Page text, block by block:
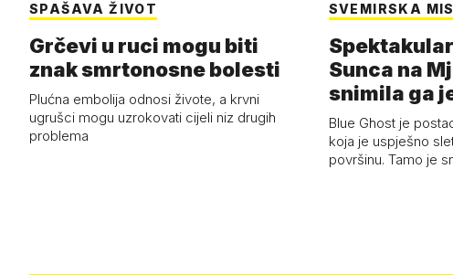
SPAŠAVA ŽIVOT
Grčevi u ruci mogu biti
znak smrtonosne bolesti
Plućna embolija odnosi živote, a krvni
ugrušci mogu uzrokovati cijeli niz drugih
problema
SVEMIRSKA
Sunca na
snimila ga
letjelica -
Blue Ghost je
koja je uspješno
površinu. Tamo je